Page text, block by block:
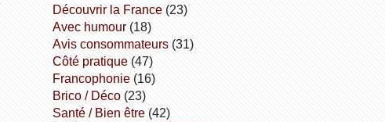
découvrir la France (23)
avec humour (18)
avis consommateurs (31)
côté pratique (47)
Francophonie (16)
Brico / Déco (23)
Santé / Bien être (42)